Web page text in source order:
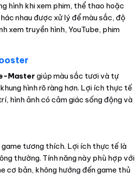
hình khi xem phim, thể thao hoặc
nhau được xử lý để màu sắc, độ
xem truyền hình, YouTube, phim
Master giúp màu sắc tươi và tự
hình rõ ràng hơn. Lợi ích thực tế
hình ảnh có cảm giác sống động và
tương thích. Lợi ích thực tế là
thường. Tính năng này phù hợp với
cơ bản, không hướng đến game thủ